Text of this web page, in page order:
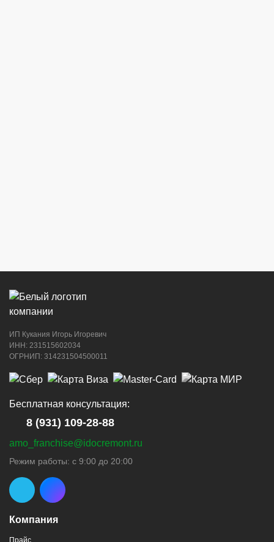
ИП Кукания Игорь Игоревич
ИНН: 231515602034
ОГРНИП: 314231504500011
Компания
Прайс
Бесплатная консультация:
8 (931) 109-28-88
amo_franchise@idocremont.ru
Режим работы: с 9:00 до 20:00